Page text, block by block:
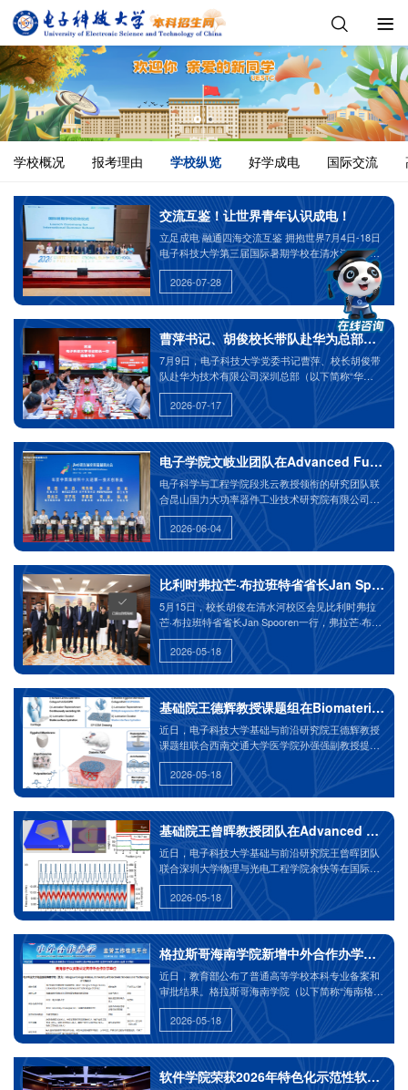
学校概况 报考理由 学校纵览 好学成电 国际交流
交流互鉴！让世界青年认识成电！
立足成电 融通四海交流互鉴 拥抱世界7月4日-18日
电子科技大学第三届国际暑期学校在清水河校区举
行
2026-07-28
曹萍书记、胡俊校长带队赴华为总部调研交
7月9日，电子科技大学党委书记曹萍、校长胡俊带
队赴华为技术有限公司深圳总部（以下简称“华
为”）进行调研交流。华为公司创始人任正非在总部
拉维尼亚克图书馆会见了曹萍、胡俊一行，双方围
绕教育、科技、人才等进行了座谈。
2026-07-17
电子学院文岐业团队在Advanced
电子科学与工程学院段兆云教授领衔的研究团队联
合昆山国力大功率器件工业技术研究院有限公司和
中国科学院高能物理研究所，取得了 “小型化高性
能超构速调管” 科研成果。该成果在第五届全国超
材料大会上，凭借超材料在真空电子器件领域的原
技术创新类”。中国科学院院士、东南大学崔铁军教
授和浙江大学彭华新教授给获奖者颁奖。该成果首
次实现了超构速调管的显著小型化，并同时具有国
际先进的性能指标，为我国大科学装置的发展提供
了关键核心技术。
2026-06-04
比利时弗拉芒·布拉班特省省长Jan
5月15日，校长胡俊在清水河校区会见比利时弗拉
芒·布拉班特省省长Jan Spooren一行，弗拉芒·布拉
邦省副省长Bart Nevens，成都市外事办相关负责同
志，学校相关学院、职能部门负责人等参加。
2026-05-18
基础院王德辉教授课题组在Biomaterials上
近日，电子科技大学基础与前沿研究院王德辉教授
课题组联合西南交通大学医学院孙强强副教授提出
了一种聚两性离子创面敷料设计方法，利用对创面
微环境的pH/ROS响应行为，增厚敷料液膜厚度与
病理组织液黏度，持续补充界面润滑性，减少界面
稳态，促进创面顺利从炎症期顺利过渡到增殖、重
塑期，实现创面愈合
2026-05-18
基础院王曾晖教授团队在Advanced
近日，电子科技大学基础与前沿研究院王曾晖团队
联合深圳大学物理与光电工程学院余快等在国际期
刊《Advanced Science》发表题为《Ultrathin-
Gold-Resonators-Enabled Bolometers with High
Linearity, Responsivity, and Repeatability》的研究
究院王曾晖、朱健凯、徐博，深圳大学余快。论文
的第一作者包括基础与前沿研究院博士生巫佳琦和
王璐明。电子科技大学基础与前沿研究院为第一完
成单位。该研究得到了国家重点研发计划、国家杰
出青年科学基金、国家自然科学基金原创探索计划
等项目的支持。
2026-05-18
格拉斯哥海南学院新增中外合作办学软件工
近日，教育部公布了普通高等学校本科专业备案和
审批结果。格拉斯哥海南学院（以下简称“海南格
院”）申报增设的“软件工程（080902H）”本科专业
成功获批。自此，格拉斯哥海南学院已开设电子信
息工程、通信工程、微电子科学与工程和软件工程
2026-05-18
软件学院荣获2026年特色化示范性软件学